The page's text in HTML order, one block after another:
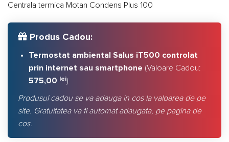
la clienți
Centrala termica Motan Condens Plus 100
Produs Cadou:
Termostat ambiental Salus iT500 controlat
prin internet sau smartphone (Valoare Cadou:
575,00
lei)
Produsul cadou se va adauga in cos la valoarea de pe
site. Gratuitatea va fi automat adaugata, pe pagina de
cos.